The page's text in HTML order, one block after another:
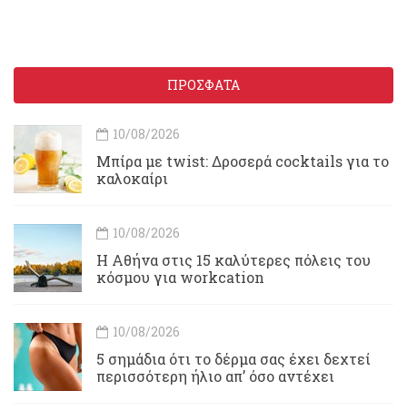
ΠΡΟΣΦΑΤΑ
10/08/2026
Μπίρα με twist: Δροσερά cocktails για το
καλοκαίρι
10/08/2026
Η Αθήνα στις 15 καλύτερες πόλεις του
κόσμου για workcation
10/08/2026
5 σημάδια ότι το δέρμα σας έχει δεχτεί
περισσότερη ήλιο απ’ όσο αντέχει